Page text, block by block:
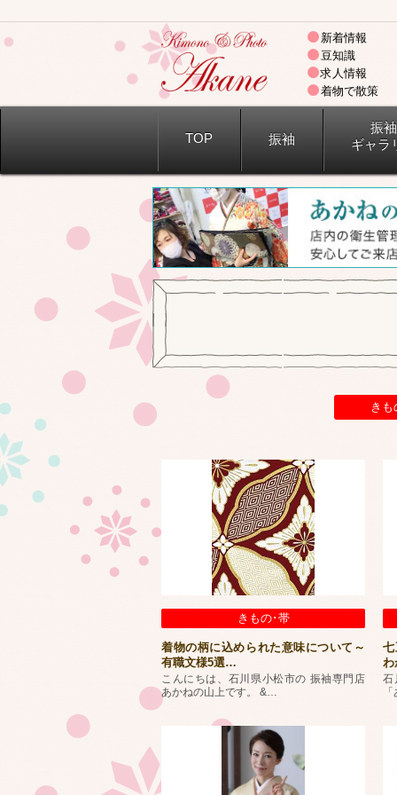
新着情報
豆知識
求人情報
着物で散策
TOP 振袖
振袖
ギャラ
きも
きもの･帯
着物の柄に込められた意味について～
有職文様5選…
こんにちは、石川県小松市の 振袖専門店
あかねの山上です。 &
七
わ
石